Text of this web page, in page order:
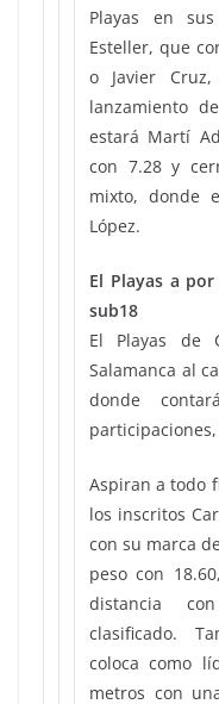
Playas en
Esteller, que
o Javier
lanzamiento
estará Martí
con 7.28 y
mixto, donde
López.
El Playas a
sub18
El Playas de
Salamanca al
donde
participaciones,
Aspiran a todo
los inscritos
con su marca
peso con
distancia
clasificado.
coloca como
metros con